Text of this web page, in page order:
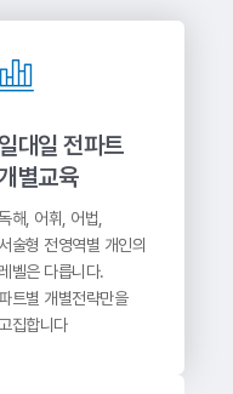
일대일 전파트
별교육
독해, 어휘, 어법,
서술형 전영역별 개인의
레벨은 다릅니다.
트별 개별전략만을
고집합니다